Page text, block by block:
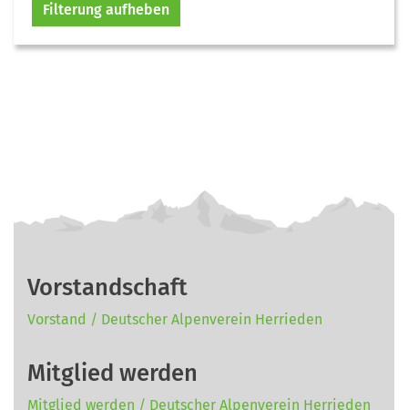
Filterung aufheben
Vorstandschaft
Vorstand / Deutscher Alpenverein Herrieden
Mitglied werden
Mitglied werden / Deutscher Alpenverein Herrieden